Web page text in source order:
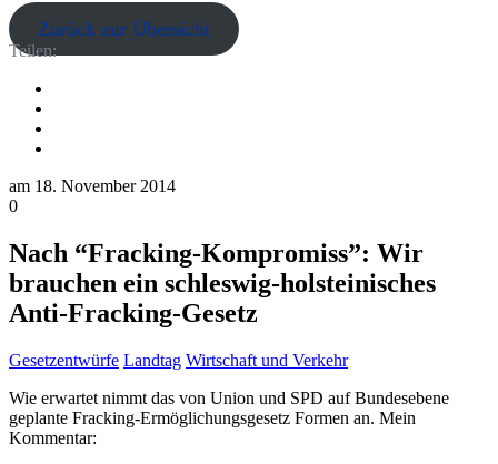
Zurück zur Übersicht
Teilen:
am 18. November 2014
0
Nach “Fracking-Kompromiss”: Wir
brauchen ein schleswig-holsteinisches
Anti-Fracking-Gesetz
Gesetzentwürfe Landtag Wirtschaft und Verkehr
Wie erwartet nimmt das von Union und SPD auf Bundesebene
geplante Fracking-Ermöglichungsgesetz Formen an. Mein
Kommentar: